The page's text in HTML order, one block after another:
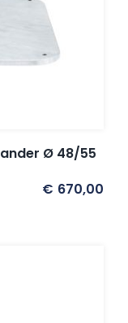
Ø 48/55
€ 670,00